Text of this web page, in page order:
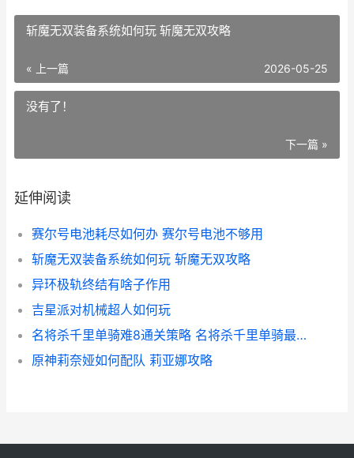
斩魔无双装备系统如何玩 斩魔无双攻略
« 上一篇 2026-05-25
没有了！
下一篇 »
延伸阅读
赛尔号电池耗尽如何办 赛尔号电池不够用
斩魔无双装备系统如何玩 斩魔无双攻略
异环极轨终结有啥子作用
吉星派对机械超人如何玩
名将杀千里单骑难8通关策略 名将杀千里单骑最厉害三个东西
原神莉奈娅如何配队 莉亚娜攻略